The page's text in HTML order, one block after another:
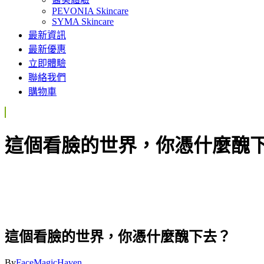
PEVONIA Skincare
SYMA Skincare
最新資訊
最新優惠
立即體驗
聯絡我們
購物車
這個看臉的世界，你憑什麼醜
這個看臉的世界，你憑什麼醜下去？